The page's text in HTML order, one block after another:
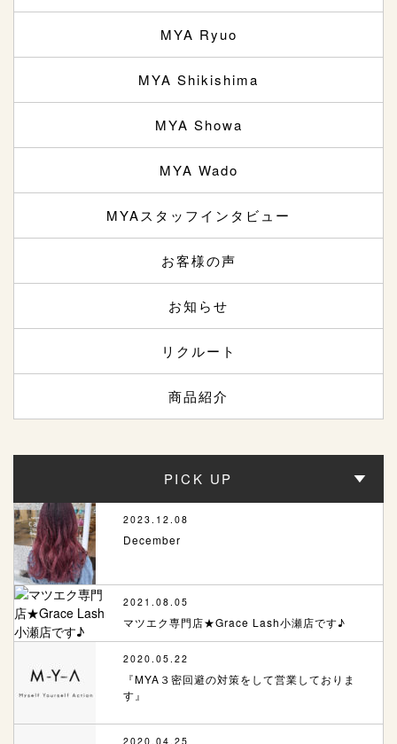
MYA Ryuo
MYA Shikishima
MYA Showa
MYA Wado
MYAスタッフインタビュー
お客様の声
お知らせ
リクルート
商品紹介
PICK UP
2023.12.08
December
2021.08.05
マツエク専門店★Grace Lash小瀬店です♪
2020.05.22
『MYA３密回避の対策をして営業しておりま
す』
2020.04.25